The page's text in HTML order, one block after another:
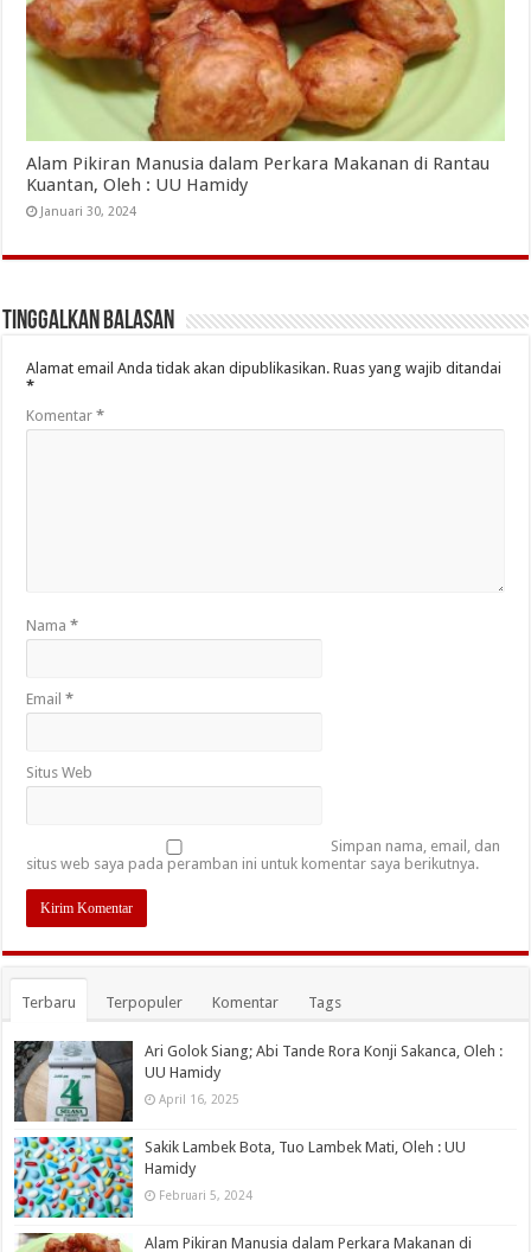
Alam Pikiran Manusia dalam Perkara Makanan di Rantau
Kuantan, Oleh : UU Hamidy
Januari 30, 2024
Tinggalkan Balasan
Alamat email Anda tidak akan dipublikasikan. Ruas yang wajib ditandai
*
Komentar*
Nama*
Email*
Situs Web
Simpan nama, email, dan
situs web saya pada peramban ini untuk komentar saya berikutnya.
Terbaru Terpopuler Komentar Tags
Ari Golok Siang; Abi Tande Rora Konji Sakanca, Oleh :
UU Hamidy
April 16, 2025
Sakik Lambek Bota, Tuo Lambek Mati, Oleh : UU
Hamidy
Februari 5, 2024
Alam Pikiran Manusia dalam Perkara Makanan di